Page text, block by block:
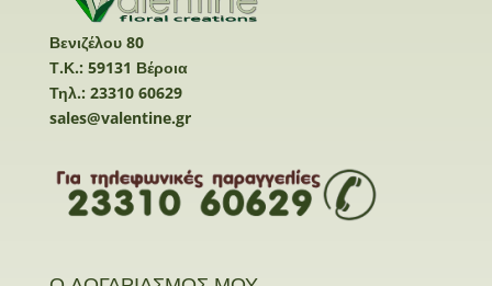
Βενιζέλου 80
Τ.Κ.: 59131 Βέροια
Τηλ.: 23310 60629
sales@valentine.gr